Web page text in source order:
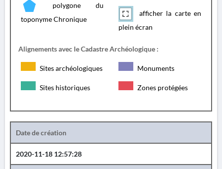
polygone du
toponyme Chronique
afficher la carte en
plein écran
Alignements avec le Cadastre Archéologique :
Sites archéologiques Monuments
Sites historiques Zones protégées
Date de création
2020-11-18 12:57:28